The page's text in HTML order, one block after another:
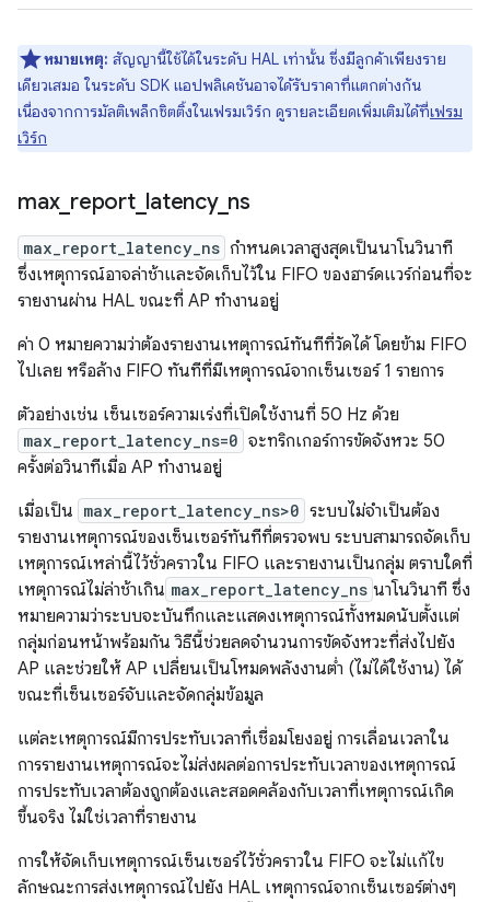
หมายเหตุ: สัญญานี้ใช้ได้ในระดับ HAL เท่านั้น ซึ่งมีลูกค้าเพียงราย
เดียวเสมอ ในระดับ SDK แอปพลิเคชันอาจได้รับราคาที่แตกต่างกัน
เนื่องจากการมัลติเพล็กซิตติ้งในเฟรมเวิร์ก ดูรายละเอียดเพิ่มเติมได้ที่เฟรม
เวิร์ก
max_ report_ latency_ ns
max_report_latency_ns กำหนดเวลาสูงสุดเป็นนาโนวินาที
ซึ่งเหตุการณ์อาจล่าช้าและจัดเก็บไว้ใน FIFO ของฮาร์ดแวร์ก่อนที่จะ
รายงานผ่าน HAL ขณะที่ AP ทำงานอยู่
ค่า 0 หมายความว่าต้องรายงานเหตุการณ์ทันทีที่วัดได้ โดยข้าม FIFO
ไปเลย หรือล้าง FIFO ทันทีที่มีเหตุการณ์จากเซ็นเซอร์ 1 รายการ
ตัวอย่างเช่น เซ็นเซอร์ความเร่งที่เปิดใช้งานที่ 50 Hz ด้วย
max_report_latency_ns=0 จะทริกเกอร์การขัดจังหวะ 50
ครั้งต่อวินาทีเมื่อ AP ทำงานอยู่
เมื่อเป็น max_report_latency_ns>0 ระบบไม่จําเป็นต้อง
รายงานเหตุการณ์ของเซ็นเซอร์ทันทีที่ตรวจพบ ระบบสามารถจัดเก็บ
เหตุการณ์เหล่านี้ไว้ชั่วคราวใน FIFO และรายงานเป็นกลุ่ม ตราบใดที่
เหตุการณ์ไม่ล่าช้าเกิน max_report_latency_ns นาโนวินาที ซึ่ง
หมายความว่าระบบจะบันทึกและแสดงเหตุการณ์ทั้งหมดนับตั้งแต่
กลุ่มก่อนหน้าพร้อมกัน วิธีนี้ช่วยลดจำนวนการขัดจังหวะที่ส่งไปยัง
AP และช่วยให้ AP เปลี่ยนเป็นโหมดพลังงานต่ำ (ไม่ได้ใช้งาน) ได้
ขณะที่เซ็นเซอร์จับและจัดกลุ่มข้อมูล
แต่ละเหตุการณ์มีการประทับเวลาที่เชื่อมโยงอยู่ การเลื่อนเวลาใน
การรายงานเหตุการณ์จะไม่ส่งผลต่อการประทับเวลาของเหตุการณ์
การประทับเวลาต้องถูกต้องและสอดคล้องกับเวลาที่เหตุการณ์เกิด
ขึ้นจริง ไม่ใช่เวลาที่รายงาน
การให้จัดเก็บเหตุการณ์เซ็นเซอร์ไว้ชั่วคราวใน FIFO จะไม่แก้ไข
ลักษณะการส่งเหตุการณ์ไปยัง HAL เหตุการณ์จากเซ็นเซอร์ต่างๆ